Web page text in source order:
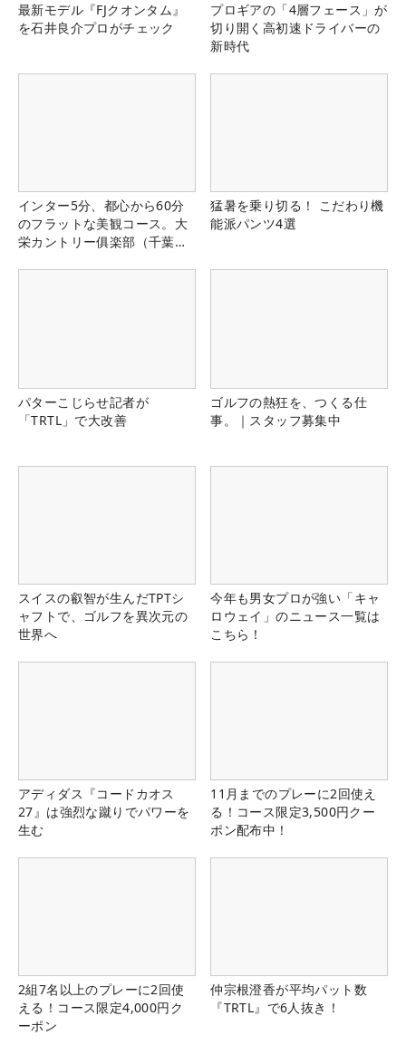
最新モデル『FJクオンタム』
を石井良介プロがチェック
プロギアの「4層フェース」が
切り開く高初速ドライバーの
新時代
インター5分、都心から60分
のフラットな美観コース。大
栄カントリー俱楽部（千葉
猛暑を乗り切る！ こだわり機
能派パンツ4選
パターこじらせ記者が
「TRTL」で大改善
ゴルフの熱狂を、つくる仕
事。｜スタッフ募集中
スイスの叡智が生んだTPTシ
ャフトで、ゴルフを異次元の
世界へ
今年も男女プロが強い「キャ
ロウェイ」のニュース一覧は
こちら！
アディダス『コードカオス
27』は強烈な蹴りでパワーを
生む
11月までのプレーに2回使え
る！コース限定3,500円クー
ポン配布中！
2組7名以上のプレーに2回使
える！コース限定4,000円ク
ーポン
仲宗根澄香が平均パット数
『TRTL』で6人抜き！